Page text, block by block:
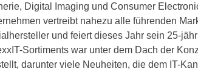
Digital Imaging und Consumer
vertreibt nahezu alle führenden
und feiert dieses Jahr sein 25-
Sortiments war unter dem Dach der
darunter viele Neuheiten, die dem IT-